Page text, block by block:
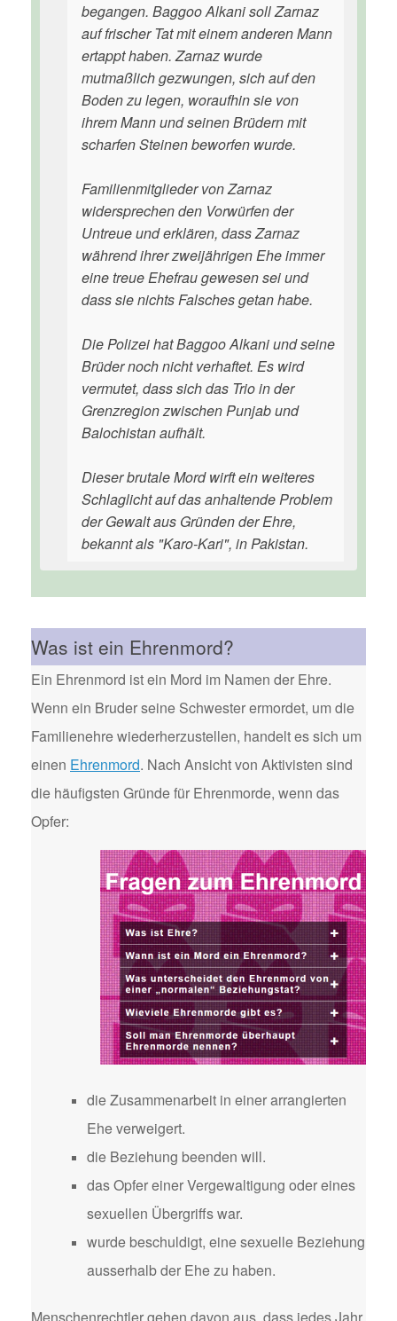
begangen. Baggoo Alkani soll Zarnaz
auf frischer Tat mit einem anderen Mann
ertappt haben. Zarnaz wurde
mutmaßlich gezwungen, sich auf den
Boden zu legen, woraufhin sie von
ihrem Mann und seinen Brüdern mit
scharfen Steinen beworfen wurde.
Familienmitglieder von Zarnaz
widersprechen den Vorwürfen der
Untreue und erklären, dass Zarnaz
während ihrer zweijährigen Ehe immer
eine treue Ehefrau gewesen sei und
dass sie nichts Falsches getan habe.
Die Polizei hat Baggoo Alkani und seine
Brüder noch nicht verhaftet. Es wird
vermutet, dass sich das Trio in der
Grenzregion zwischen Punjab und
Balochistan aufhält.
Dieser brutale Mord wirft ein weiteres
Schlaglicht auf das anhaltende Problem
der Gewalt aus Gründen der Ehre,
bekannt als "Karo-Kari", in Pakistan.
Was ist ein Ehrenmord?
Ein Ehrenmord ist ein Mord im Namen der Ehre.
Wenn ein Bruder seine Schwester ermordet, um die
Familienehre wiederherzustellen, handelt es sich um
einen Ehrenmord. Nach Ansicht von Aktivisten sind
die häufigsten Gründe für Ehrenmorde, wenn das
Opfer:
die Zusammenarbeit in einer arrangierten
Ehe verweigert.
die Beziehung beenden will.
das Opfer einer Vergewaltigung oder eines
sexuellen Übergriffs war.
wurde beschuldigt, eine sexuelle Beziehung
ausserhalb der Ehe zu haben.